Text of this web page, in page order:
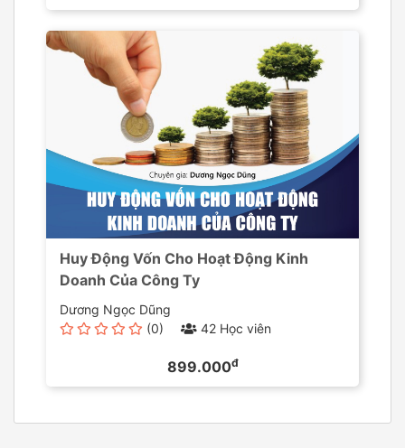
Huy Động Vốn Cho Hoạt Động Kinh
Doanh Của Công Ty
Dương Ngọc Dũng
(0)
42 Học viên
899.000đ